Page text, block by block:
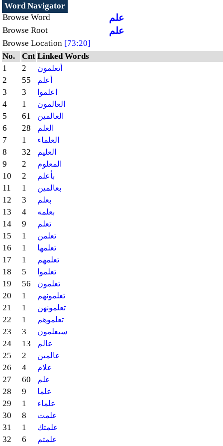
Word Navigator
Browse Word
علم
Browse Root علم
Browse Location [73:20]
No.
Cnt Linked Words
1
2 أتعلمون
2 55 أعلم
3 3 اعلموا
4 1 العالمون
5 61 العالمين
6 28 العلم
7 1 العلماء
8 32 العليم
9 2 المعلوم
10 2 بأعلم
11 1 بعالمين
12 3 بعلم
13 4 بعلمه
14 9 تعلم
15 1 تعلمن
16 1 تعلمها
17 1 تعلمهم
18 5 تعلموا
19 56 تعلمون
20 1 تعلمونهم
21 1 تعلمونهن
22 1 تعلموهم
23 3 سيعلمون
24 13 عالم
25 2 عالمين
26 4 علام
27 60 علم
28 9 علما
29 1 علماء
30 8 علمت
31 1 علمتك
32 6 علمتم